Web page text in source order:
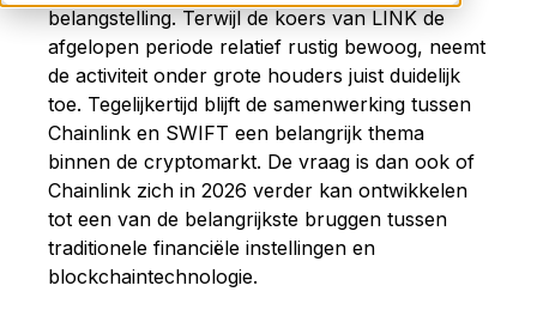
belangstelling. Terwijl de koers van LINK de
afgelopen periode relatief rustig bewoog, neemt
de activiteit onder grote houders juist duidelijk
toe. Tegelijkertijd blijft de samenwerking tussen
Chainlink en SWIFT een belangrijk thema
binnen de cryptomarkt. De vraag is dan ook of
Chainlink zich in 2026 verder kan ontwikkelen
tot een van de belangrijkste bruggen tussen
traditionele financiële instellingen en
blockchaintechnologie.